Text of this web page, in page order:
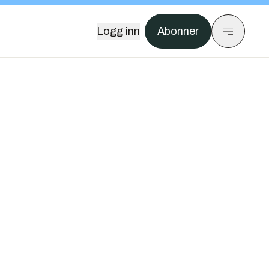
Logg inn Abonner